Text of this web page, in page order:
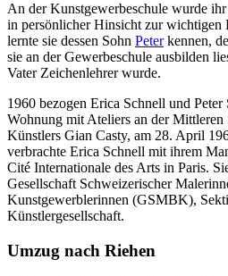
An der Kunstgewerbeschule wurde
in persönlicher Hinsicht zur wichtigen
lernte sie dessen Sohn Peterkennen,
sie an der Gewerbeschule ausbilden
Vater Zeichenlehrer wurde.
1960 bezogen Erica Schnell und Peter
Wohnung mit Ateliers an der Mittleren
Künstlers Gian Casty, am 28. April
verbrachte Erica Schnell mit ihrem
Cité Internationale des Arts in Paris.
Gesellschaft Schweizerischer
Kunstgewerblerinnen (GSMBK),
Künstlergesellschaft.
Umzug nach Riehen